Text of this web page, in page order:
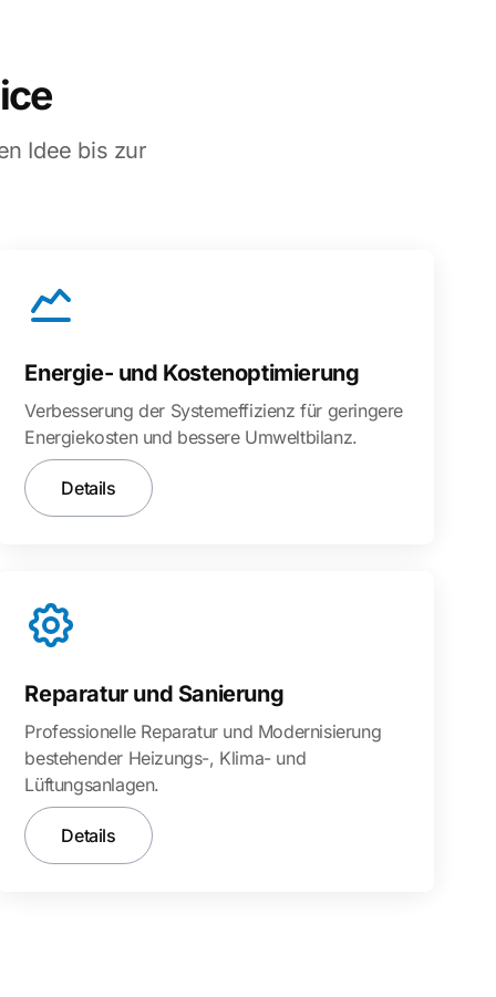
Idee bis zur
Energie- und Kostenoptimierung
Verbesserung der Systemeffizienz für geringere
Energiekosten und bessere Umweltbilanz.
Details
Reparatur und Sanierung
Professionelle Reparatur und Modernisierung
bestehender Heizungs-, Klima- und
Lüftungsanlagen.
Details